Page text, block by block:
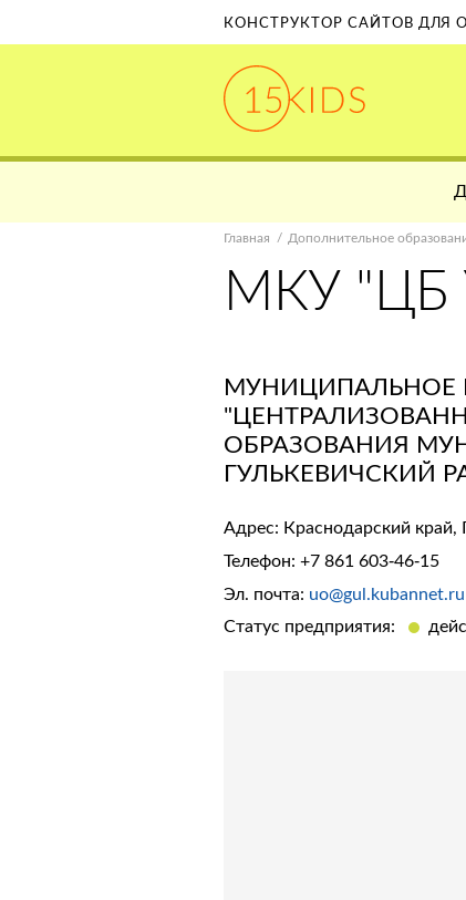
КОНСТРУКТОР САЙТОВ ДЛЯ
Главная Дополнительное
МКУ "ЦБ
МУНИЦИПАЛЬНОЕ
ОБРАЗОВАНИЯ
ГУЛЬКЕВИЧСКИЙ
Адрес: Краснодарский край,
Телефон: +7 861 603-46-15
Эл. почта: uo@gul.kubannet.ru
Статус предприятия: